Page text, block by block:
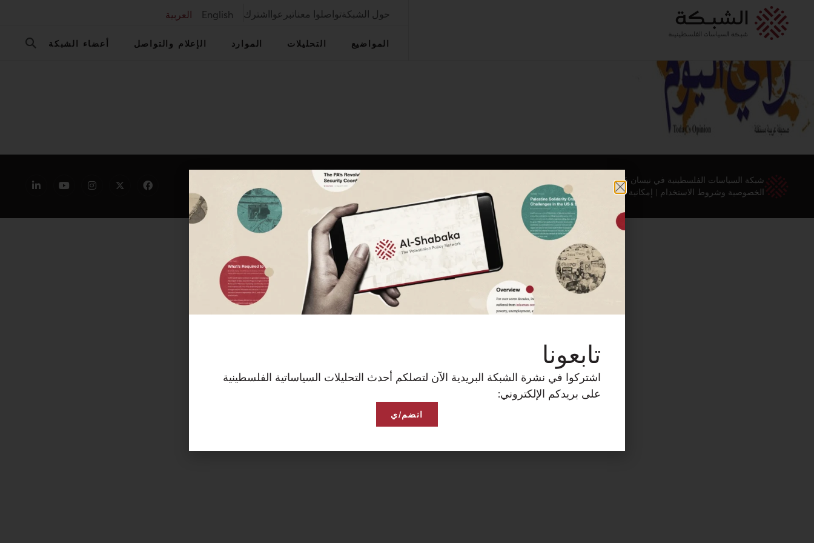
حول الشبكةتواصلوا معناتبرعوااشترك English العربية
المواضيع التحليلات الموارد الإعلام والتواصل أعضاء الشبكة
شبكة السياسات الفلسطينية في نيسان 2026 ©
الخصوصية وشروط الاستخدام
إمكانية
تابعونا
اشتركوا في نشرة الشبكة البريدية الآن لتصلكم أحدث التحليلات السياساتية الفلسطينية
على بريدكم الإلكتروني:
انضم/ي